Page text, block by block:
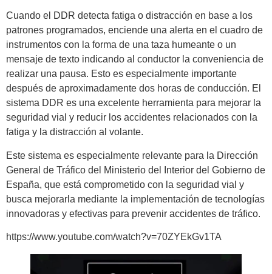
Cuando el DDR detecta fatiga o distracción en base a los
patrones programados, enciende una alerta en el cuadro de
instrumentos con la forma de una taza humeante o un
mensaje de texto indicando al conductor la conveniencia de
realizar una pausa. Esto es especialmente importante
después de aproximadamente dos horas de conducción. El
sistema DDR es una excelente herramienta para mejorar la
seguridad vial y reducir los accidentes relacionados con la
fatiga y la distracción al volante.
Este sistema es especialmente relevante para la Dirección
General de Tráfico del Ministerio del Interior del Gobierno de
España, que está comprometido con la seguridad vial y
busca mejorarla mediante la implementación de tecnologías
innovadoras y efectivas para prevenir accidentes de tráfico.
https://www.youtube.com/watch?v=70ZYEkGv1TA